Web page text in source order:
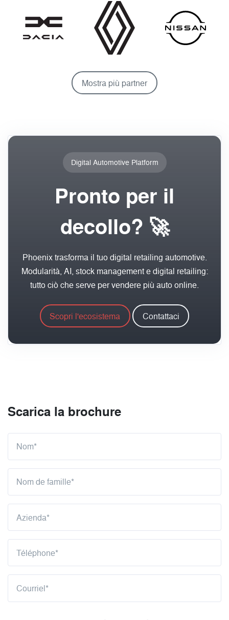
Mostra più partner
Digital Automotive Platform
Pronto per il
decollo? 🚀
Phoenix trasforma il tuo digital retailing automotive.
Modularità, AI, stock management e digital retailing:
tutto ciò che serve per vendere più auto online.
Scopri l'ecosistema Contattaci
Scarica la brochure